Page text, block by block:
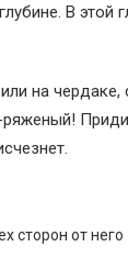
В этой
на
сторон от